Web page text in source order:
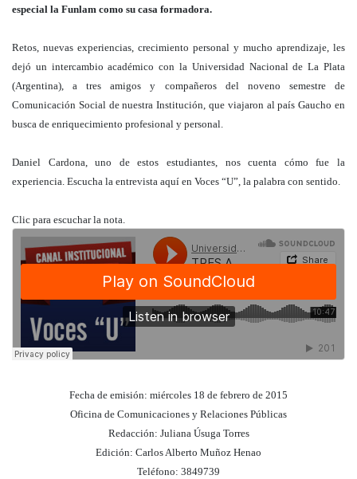
especial la Funlam como su casa formadora.
Retos, nuevas experiencias, crecimiento personal y mucho aprendizaje, les
dejó un intercambio académico con la Universidad Nacional de La Plata
(Argentina), a tres amigos y compañeros del noveno semestre de
Comunicación Social de nuestra Institución, que viajaron al país Gaucho en
busca de enriquecimiento profesional y personal.
Daniel Cardona, uno de estos estudiantes, nos cuenta cómo fue la
experiencia. Escucha la entrevista aquí en Voces “U”, la palabra con sentido.
Clic para escuchar la nota.
Fecha de emisión: miércoles 18 de febrero de 2015
Oficina de Comunicaciones y Relaciones Públicas
Redacción: Juliana Úsuga Torres
Edición: Carlos Alberto Muñoz Henao
Teléfono: 3849739